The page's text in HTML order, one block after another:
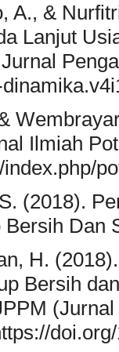
A., &
Lanjut
Ilmiah
(2018).
Dan
H.
Bersih